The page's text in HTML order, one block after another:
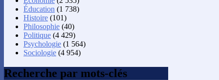
Éducation (1 738)
Histoire (101)
Philosophie (40)
Politique (4 429)
Psychologie (1 564)
Sociologie (4 954)
Recherche par mots-clés